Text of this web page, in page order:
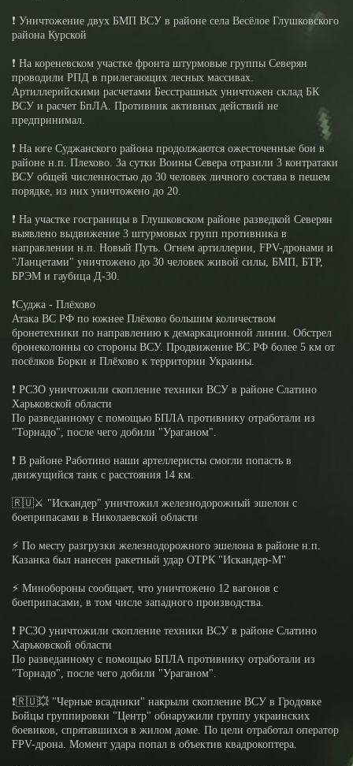
❗️ Уничтожение двух БМП ВСУ в районе села Весёлое Глушковского
района Курской
❗️ На кореневском участке фронта штурмовые группы Северян
проводили РПД в прилегающих лесных массивах.
Артиллерийскими расчетами Бесстрашных уничтожен склад БК
ВСУ и расчет БпЛА. Противник активных действий не
предпринимал.
❗️ На юге Суджанского района продолжаются ожесточенные бои в
районе н.п. Плехово. За сутки Воины Севера отразили 3 контратаки
ВСУ общей численностью до 30 человек личного состава в пешем
порядке, из них уничтожено до 20.
❗️ На участке госграницы в Глушковском районе разведкой Северян
выявлено выдвижение 3 штурмовых групп противника в
направлении н.п. Новый Путь. Огнем артиллерии, FPV-дронами и
"Ланцетами" уничтожено до 30 человек живой силы, БМП, БТР,
БРЭМ и гаубица Д-30.
❗️Суджа - Плёхово
Атака ВС РФ по южнее Плёхово большим количеством
бронетехники по направлению к демаркационной линии. Обстрел
бронеколонны со стороны ВСУ. Продвижение ВС РФ более 5 км от
посёлков Борки и Плёхово к территории Украины.
❗️ РСЗО уничтожили скопление техники ВСУ в районе Слатино
Харьковской области
По разведанному с помощью БПЛА противнику отработали из
"Торнадо", после чего добили "Ураганом".
❗️ В районе Работино наши артеллеристы смогли попасть в
движущийся танк с расстояния 14 км.
🇷🇺⚔️ "Искандер" уничтожил железнодорожный эшелон с
боеприпасами в Николаевской области
⚡️ По месту разгрузки железнодорожного эшелона в районе н.п.
Казанка был нанесен ракетный удар ОТРК "Искандер-М"
⚡️ Минобороны сообщает, что уничтожено 12 вагонов с
боеприпасами, в том числе западного производства.
❗️ РСЗО уничтожили скопление техники ВСУ в районе Слатино
Харьковской области
По разведанному с помощью БПЛА противнику отработали из
"Торнадо", после чего добили "Ураганом".
❗️🇷🇺💥 "Черные всадники" накрыли скопление ВСУ в Гродовке
Бойцы группировки "Центр" обнаружили группу украинских
боевиков, спрятавшихся в жилом доме. По цели отработал оператор
FPV-дрона. Момент удара попал в объектив квадрокоптера.